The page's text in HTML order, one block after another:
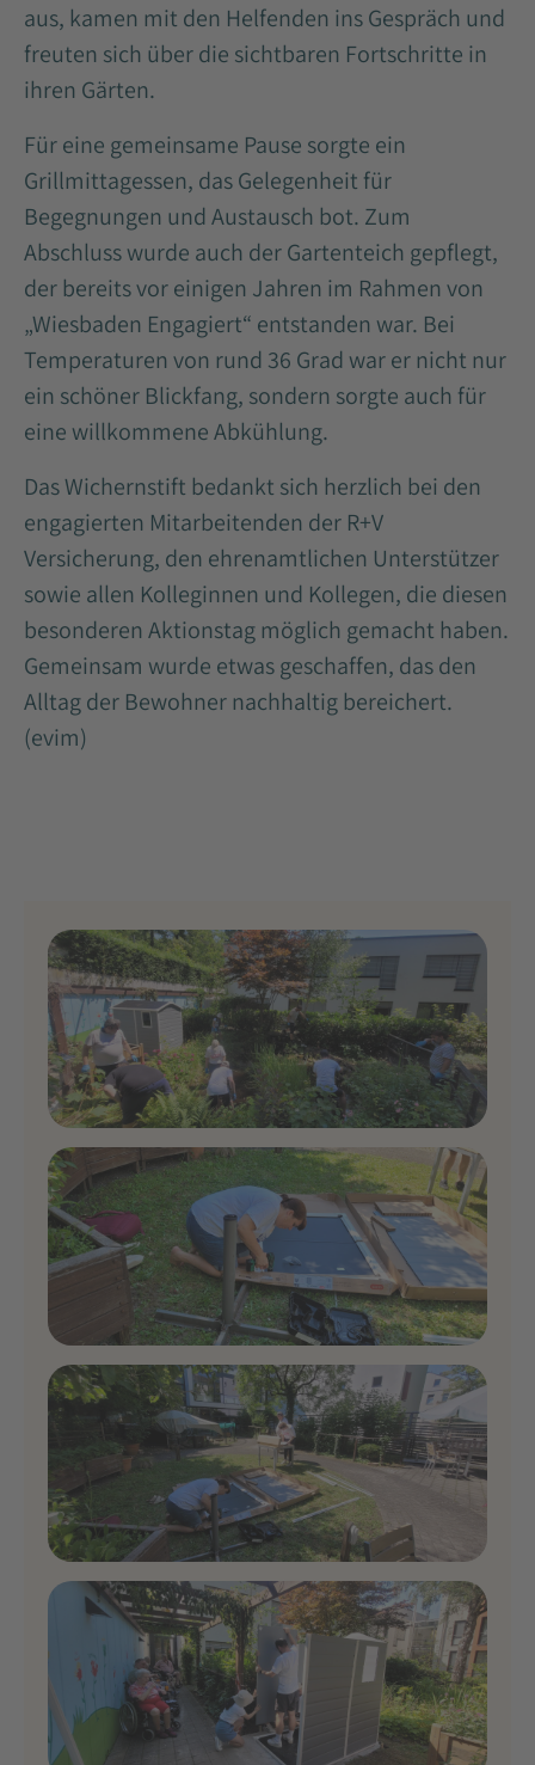
aus, kamen mit den Helfenden ins Gespräch und
freuten sich über die sichtbaren Fortschritte in
ihren Gärten.
Für eine gemeinsame Pause sorgte ein
Grillmittagessen, das Gelegenheit für
Begegnungen und Austausch bot. Zum
Abschluss wurde auch der Gartenteich gepflegt,
der bereits vor einigen Jahren im Rahmen von
„Wiesbaden Engagiert“ entstanden war. Bei
Temperaturen von rund 36 Grad war er nicht nur
ein schöner Blickfang, sondern sorgte auch für
eine willkommene Abkühlung.
Das Wichernstift bedankt sich herzlich bei den
engagierten Mitarbeitenden der R+V
Versicherung, den ehrenamtlichen Unterstützer
sowie allen Kolleginnen und Kollegen, die diesen
besonderen Aktionstag möglich gemacht haben.
Gemeinsam wurde etwas geschaffen, das den
Alltag der Bewohner nachhaltig bereichert.
(evim)